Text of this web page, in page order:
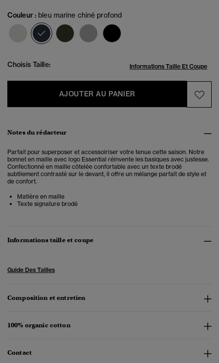
Couleur : bleu marine chiné profond
sélectionné
Choisis Taille: Informations Taille Et Coupe
AJOUTER AU PANIER
Notes du rédacteur
Parfait pour superposer et accessoiriser votre tenue cette saison. Notre
bonnet en maille avec logo Essential réinvente les basiques avec justesse.
Confectionné en maille côtelée confortable avec un texte brodé
subtilement contrasté sur le devant, il offre un mélange parfait de style et
de confort.
Matière en maille
Texte signature brodé
Informations taille et coupe
Guide Des Tailles
Composition et entretien
100% organic cotton
Contact